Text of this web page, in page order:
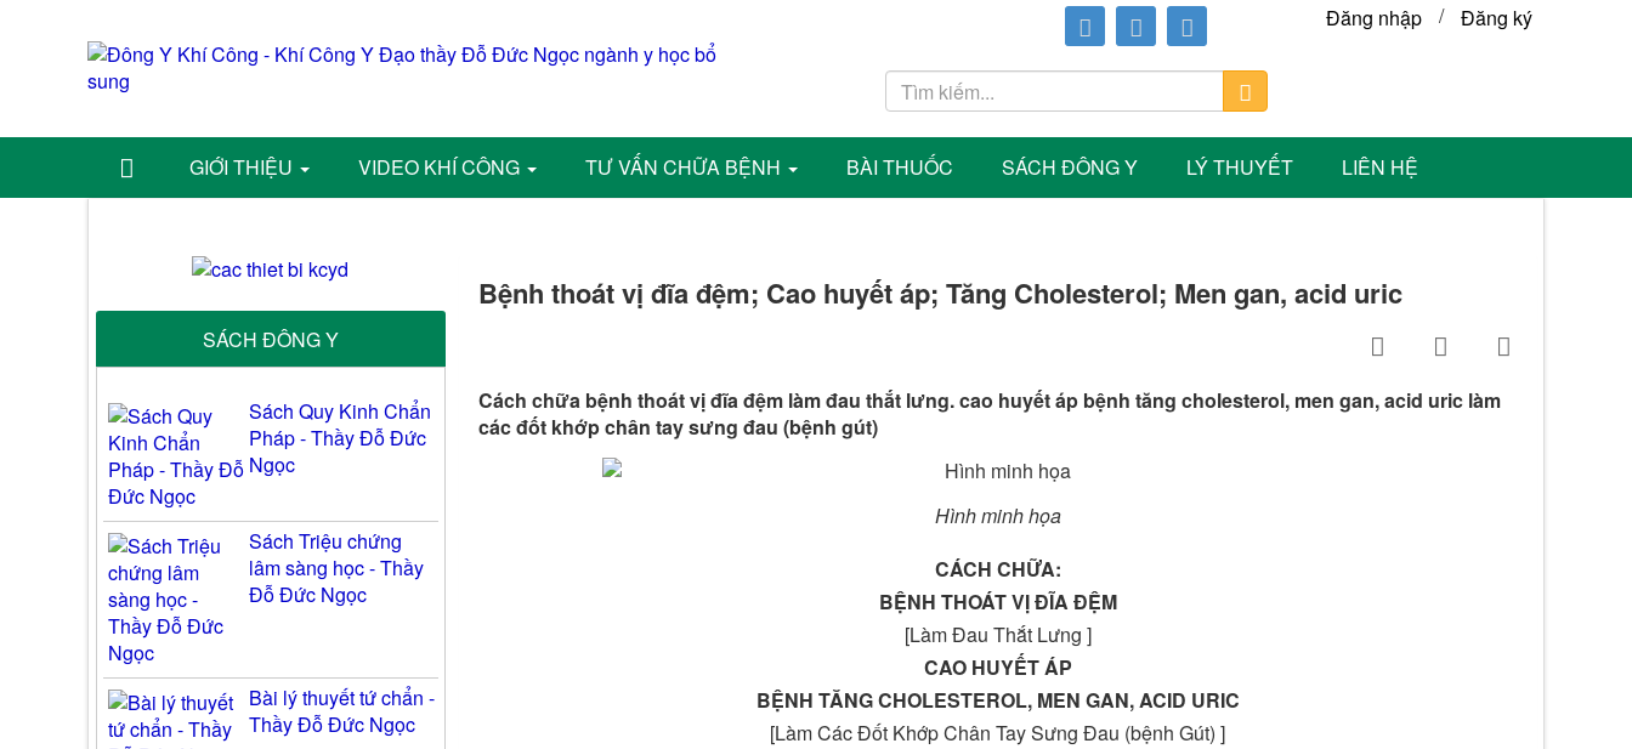
Đăng nhập / Đăng ký
GIỚI THIỆU VIDEO KHÍ CÔNG TƯ VẤN CHỮA BỆNH BÀI THUỐC SÁCH ĐÔNG Y LÝ THUYẾT LIÊN HỆ
Bệnh thoát vị đĩa đệm; Cao huyết áp; Tăng Cholesterol; Men gan, acid uric
Cách chữa bệnh thoát vị đĩa đệm làm đau thắt lưng. cao huyết áp bệnh tăng cholesterol, men gan, acid uric làm
các đốt khớp chân tay sưng đau (bệnh gút)
Hình minh họa
CÁCH CHỮA:
BỆNH THOÁT VỊ ĐĨA ĐỆM
[Làm Đau Thắt Lưng ]
CAO HUYẾT ÁP
BỆNH TĂNG CHOLESTEROL, MEN GAN, ACID URIC
[Làm Các Đốt Khớp Chân Tay Sưng Đau (bệnh Gút) ]
SÁCH ĐÔNG Y
Sách Quy Kinh Chẩn
Pháp - Thầy Đỗ Đức
Ngọc
Sách Triệu chứng
lâm sàng học - Thầy
Đỗ Đức Ngọc
Bài lý thuyết tứ chẩn -
Thầy Đỗ Đức Ngọc